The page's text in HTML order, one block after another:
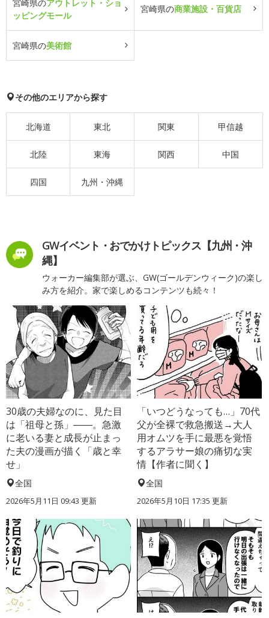
宮崎県のアウトレット・ショ
ッピングモール
宮崎県の商業施設・百貨店
宮崎県の美術館
その他のエリアから探す
北海道 東北 関東 甲信越
北陸 東海 関西 中国
四国 九州・沖縄
GWイベント・おでかけトピックス【九州・沖
縄】
ウォーカー編集部が選ぶ、GW(ゴールデンウィーク)の楽し
み方を紹介。家で楽しめるコンテンツも続々！
30歳の夫婦なのに、見た目
は「祖母と孫」――。急激
に老いる妻と成長が止まっ
た夫の漫画が描く「歳と幸
せ」
全国
2026年5月11日 09:43 更新
「いつどうなっても…」70代
父が全裸で救急搬送→大人
用オムツを手に最悪を覚悟
するアラサー娘の痛切な実
情【作者に聞く】
全国
2026年5月10日 17:35 更新